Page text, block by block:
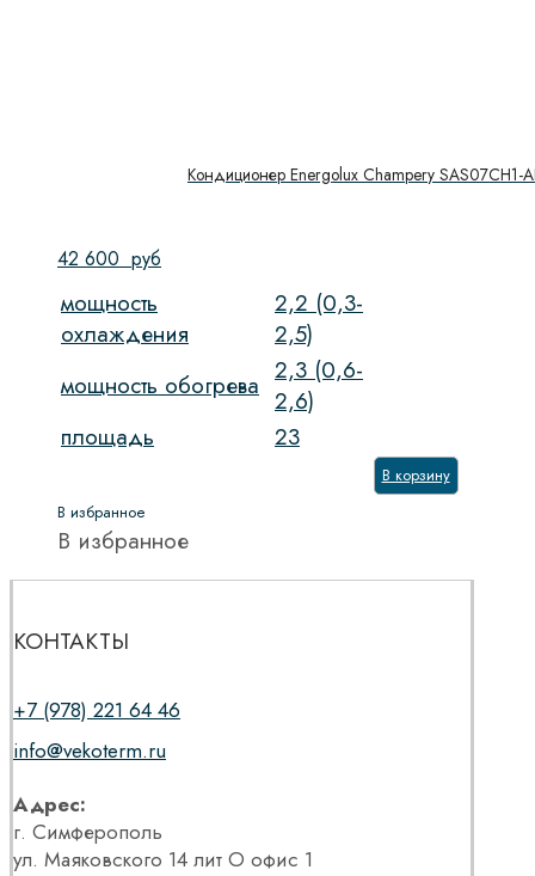
Кондиционер Energolux Champery SAS07CH1-
42 600 руб
мощность
охлаждения
2,2 (0,3-
2,5)
мощность обогрева 2,3 (0,6-
2,6)
площадь
23
В корзину
В избранное
В избранное
КОНТАКТЫ
+7 (978) 221 64 46
info@vekoterm.ru
Адрес:
г. Симферополь
ул. Маяковского 14 лит О офис 1